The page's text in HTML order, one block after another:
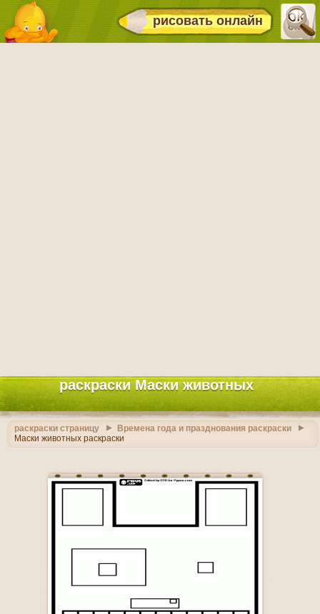
рисовать онлайн
раскраски Маски животных
раскраски страницу
Времена года и празднования раскраски
Маски животных раскраски